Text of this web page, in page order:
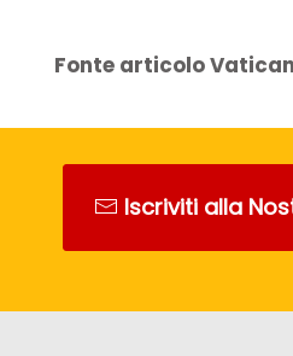
Fonte articolo
Iscriviti alla